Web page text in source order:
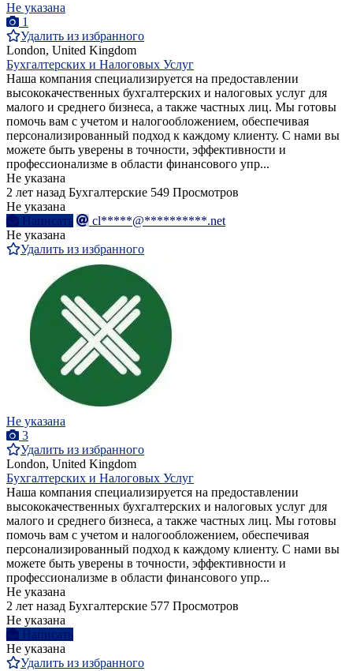
Не указана
1
Удалить из избранного
London, United Kingdom
Бухгалтерских и Налоговых Услуг
Наша компания специализируется на предоставлении
высококачественных бухгалтерских и налоговых услуг для
малого и среднего бизнеса, а также частных лиц. Мы готовы
помочь вам с учетом и налогообложением, обеспечивая
персонализированный подход к каждому клиенту. С нами вы
можете быть уверены в точности, эффективности и
профессионализме в области финансового упр...
Не указана
2 лет назад Бухгалтерские 549 Просмотров
Не указана
Написать
cl*****@**********.net
Не указана
Удалить из избранного
Не указана
3
Удалить из избранного
London, United Kingdom
Бухгалтерских и Налоговых Услуг
Наша компания специализируется на предоставлении
высококачественных бухгалтерских и налоговых услуг для
малого и среднего бизнеса, а также частных лиц. Мы готовы
помочь вам с учетом и налогообложением, обеспечивая
персонализированный подход к каждому клиенту. С нами вы
можете быть уверены в точности, эффективности и
профессионализме в области финансового упр...
Не указана
2 лет назад Бухгалтерские 577 Просмотров
Не указана
Написать
Не указана
Удалить из избранного